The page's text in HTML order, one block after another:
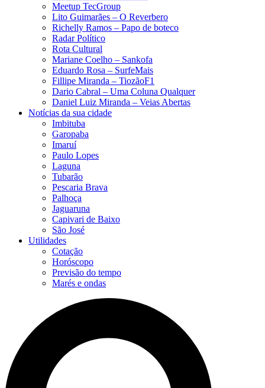
Meetup TecGroup
Lito Guimarães – O Reverbero
Richelly Ramos​ – Papo de boteco
Radar Político
Rota Cultural
Mariane Coelho – Sankofa
Eduardo Rosa​ – SurfeMais
Fillipe Miranda – TiozãoF1
Dario Cabral – Uma Coluna Qualquer
Daniel Luiz Miranda – Veias Abertas
Notícias da sua cidade
Imbituba
Garopaba
Imaruí
Paulo Lopes
Laguna
Tubarão
Pescaria Brava
Palhoça
Jaguaruna
Capivari de Baixo
São José
Utilidades
Cotação
Horóscopo
Previsão do tempo
Marés e ondas